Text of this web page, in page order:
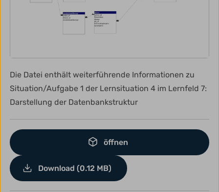
Die Datei enthält weiterführende Informationen zu
Situation/Aufgabe 1 der Lernsituation 4 im Lernfeld 7:
Darstellung der Datenbankstruktur
öffnen
Download (0.12 MB)